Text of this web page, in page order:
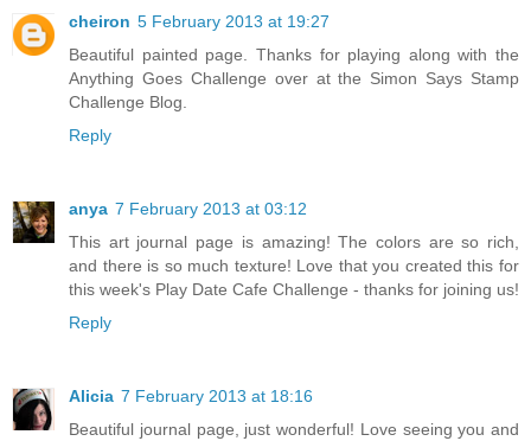
cheiron 5 February 2013 at 19:27
Beautiful painted page. Thanks for playing along with the
Anything Goes Challenge over at the Simon Says Stamp
Challenge Blog.
Reply
anya 7 February 2013 at 03:12
This art journal page is amazing! The colors are so rich,
and there is so much texture! Love that you created this for
this week's Play Date Cafe Challenge - thanks for joining us!
Reply
Alicia 7 February 2013 at 18:16
Beautiful journal page, just wonderful! Love seeing you and